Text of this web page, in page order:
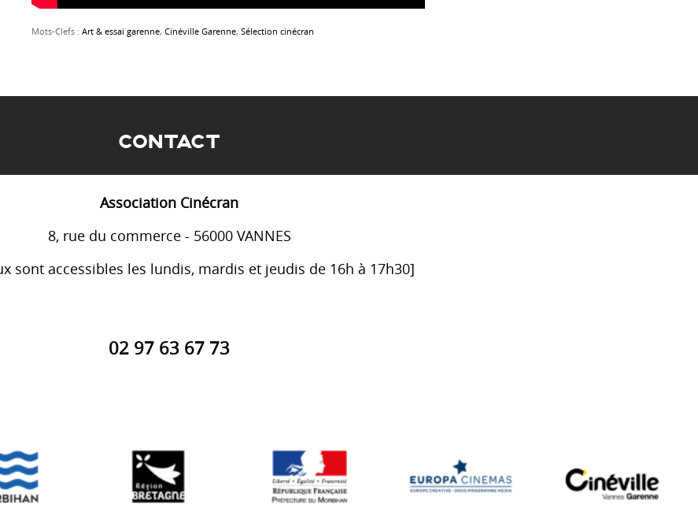
Mots-Clefs : Art & essai garenne, Cinéville Garenne, Sélection cinécran
CONTACT
Association Cinécran
8, rue du commerce - 56000 VANNES
sont accessibles les lundis, mardis et jeudis de 16h à 17h30]
02 97 63 67 73